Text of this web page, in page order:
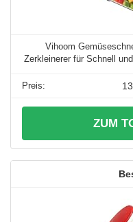
Vihoom
Zerkleinerer für Schnell
ZUM